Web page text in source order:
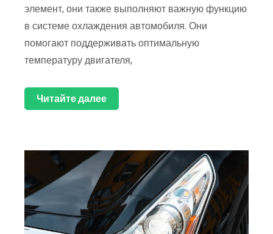
элемент, они также выполняют важную функцию
в системе охлаждения автомобиля. Они
помогают поддерживать оптимальную
температуру двигателя,
Читайте далее